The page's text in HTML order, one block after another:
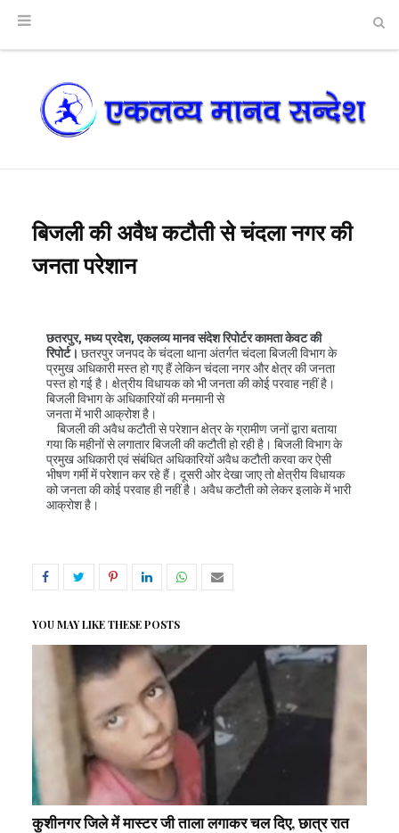
बिजली की अवैध कटौती से चंदला नगर की
जनता परेशान
छतरपुर, मध्य प्रदेश, एकलव्य मानव संदेश रिपोर्टर कामता केवट की
रिपोर्ट। छतरपुर जनपद के चंदला थाना अंतर्गत चंदला बिजली विभाग के
प्रमुख अधिकारी मस्त हो गए हैं लेकिन चंदला नगर और क्षेत्र की जनता
पस्त हो गई है। क्षेत्रीय विधायक को भी जनता की कोई परवाह नहीं है।
बिजली विभाग के अधिकारियों की मनमानी से
जनता में भारी आक्रोश है।
बिजली की अवैध कटौती से परेशान क्षेत्र के ग्रामीण जनों द्वारा बताया
गया कि महीनों से लगातार बिजली की कटौती हो रही है। बिजली विभाग के
प्रमुख अधिकारी एवं संबंधित अधिकारियों अवैध कटौती करवा कर ऐसी
भीषण गर्मी में परेशान कर रहे हैं। दूसरी ओर देखा जाए तो क्षेत्रीय विधायक
को जनता की कोई परवाह ही नहीं है। अवैध कटौती को लेकर इलाके में भारी
आक्रोश है।
YOU MAY LIKE THESE POSTS
कुशीनगर जिले में मास्टर जी ताला लगाकर चल दिए, छात्र रात